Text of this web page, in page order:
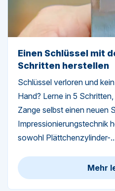
Einen Schlüssel mit
Schritten herstellen
Schlüssel verloren und
Hand? Lerne in 5
Zange selbst einen neuen
Impressionierungstechnik
sowohl Plättchenzylinder-
Mehr